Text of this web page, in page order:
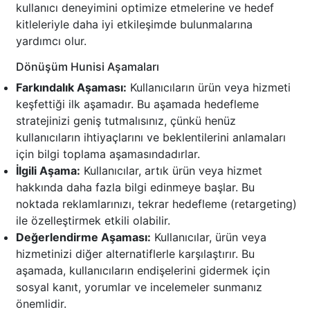
kullanıcı deneyimini optimize etmelerine ve hedef
kitleleriyle daha iyi etkileşimde bulunmalarına
yardımcı olur.
Dönüşüm Hunisi Aşamaları
Farkındalık Aşaması: Kullanıcıların ürün veya hizmeti
keşfettiği ilk aşamadır. Bu aşamada hedefleme
stratejinizi geniş tutmalısınız, çünkü henüz
kullanıcıların ihtiyaçlarını ve beklentilerini anlamaları
için bilgi toplama aşamasındadırlar.
İlgili Aşama: Kullanıcılar, artık ürün veya hizmet
hakkında daha fazla bilgi edinmeye başlar. Bu
noktada reklamlarınızı, tekrar hedefleme (retargeting)
ile özelleştirmek etkili olabilir.
Değerlendirme Aşaması: Kullanıcılar, ürün veya
hizmetinizi diğer alternatiflerle karşılaştırır. Bu
aşamada, kullanıcıların endişelerini gidermek için
sosyal kanıt, yorumlar ve incelemeler sunmanız
önemlidir.